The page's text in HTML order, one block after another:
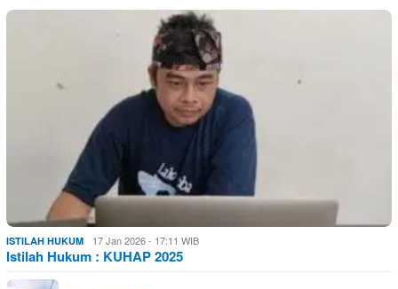
ISTILAH HUKUM 17 Jan 2026 - 17:11 WIB
Istilah Hukum : KUHAP 2025